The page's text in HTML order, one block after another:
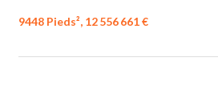
9448 Pieds², 12 556 661 €